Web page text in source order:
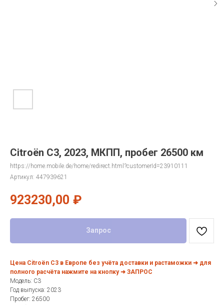
Citroën C3, 2023, МКПП, пробег 26500 км
https://home.mobile.de/home/redirect.html?customerId=23910111
Артикул: 447939621
923230,00 ₽
Запрос
Цена Citroën C3 в Европе без учёта доставки и растаможки ➜ для
полного расчёта нажмите на кнопку ➜ ЗАПРОС
Модель: C3
Год выпуска: 2023
Пробег: 26500